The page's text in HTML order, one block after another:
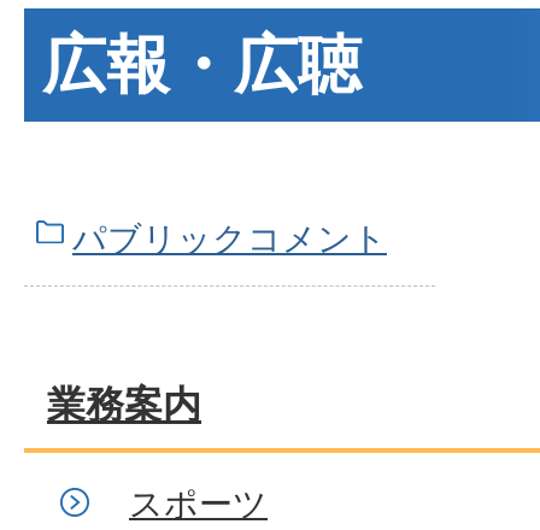
広報・広聴
パブリックコメント
業務案内
スポーツ